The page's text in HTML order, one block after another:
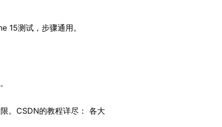
15测试，步骤通用。
。CSDN的教程详尽： 各大